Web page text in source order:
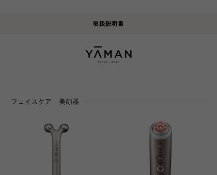
1）本ウェブサイトからダウンロードした総合
の取扱説明書のうち提供が可能なもののみを
に直接お問い合わせの上、ご購入いただきま
すようお願いいたします。なお、カスタマー
サポートにて無償での印刷等のサービスは行
っておりませんことをご了承ください。
3）製品の生産中止などの理由により、お求め
取扱説明書
フェイスケア - 美顔器